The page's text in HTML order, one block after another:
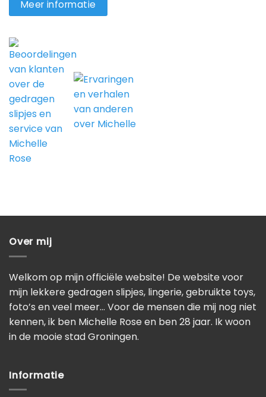
Meer informatie
Over mij
Welkom op mijn officiële website! De website voor
mijn lekkere gedragen slipjes, lingerie, gebruikte toys,
foto’s en veel meer… Voor de mensen die mij nog niet
kennen, ik ben Michelle Rose en ben 28 jaar. Ik woon
in de mooie stad Groningen.
Informatie